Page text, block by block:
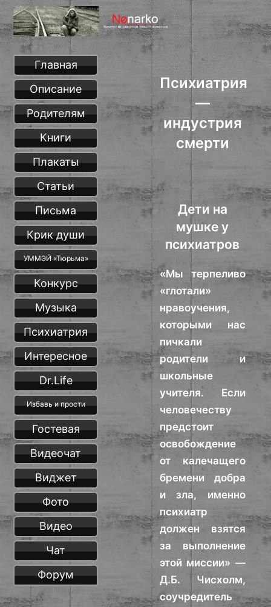
Психиатрия
—
индустрия
смерти
Дети на
мушке у
психиатров
«Мы терпеливо
«глотали»
нравоучения,
которыми нас
пичкали
родители и
школьные
учителя. Если
человечеству
предстоит
освобождение
от калечащего
бремени добра
и зла, именно
психиатр
должен взятся
за выполнение
этой миссии» —
Д.Б. Чисхолм,
соучредитель
Главная
Описание
Родителям
Книги
Плакаты
Статьи
Письма
Крик души
УММЭЙ «Тюрьма»
Конкурс
Музыка
Психиатрия
Интересное
Dr.Life
Избавь и прости
Гостевая
Видеочат
Виджет
Фото
Видео
Чат
Форум